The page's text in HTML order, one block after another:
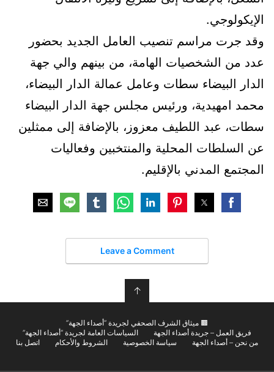
الإيكولوجي.
وقد جرت مراسم تنصيب العامل الجديد بحضور
عدد من الشخصيات الهامة، من بينهم والي جهة
الدار البيضاء سطات وعامل عمالة الدار البيضاء،
محمد امهيدية، ورئيس مجلس جهة الدار البيضاء
سطات، عبد اللطيف معزوز، بالإضافة إلى ممثلين
عن السلطات المحلية والمنتخبين وفعاليات
المجتمع المدني بالإقليم.
Leave a Comment
↑
🟫 ميثاق الشرف الصحفي لجريدة “أصداء الجهة”
فريق العمل – جريدة أصداء الجهة
السياسات العامة لجريدة “أصداء الجهة”
من نحن – أصداء الجهة
سياسة الخصوصية الشروط والأحكام اتصل بنا